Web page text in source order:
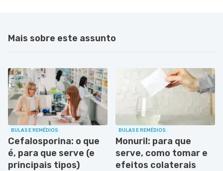
Mais sobre este assunto
BULAS E REMÉDIOS
Cefalosporina: o que
é, para que serve (e
principais tipos)
BULAS E REMÉDIOS
Monuril: para que
serve, como tomar e
efeitos colaterais